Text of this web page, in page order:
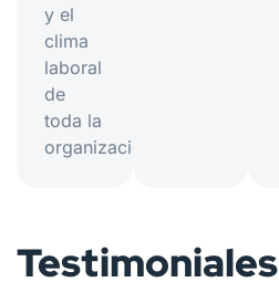
y el
clima
laboral
de
toda la
organización.
Testimoniales